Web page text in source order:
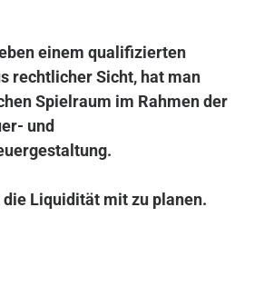
einem qualifizierten
rechtlicher Sicht, hat man
Spielraum im Rahmen der
und
Liquidität mit zu planen.